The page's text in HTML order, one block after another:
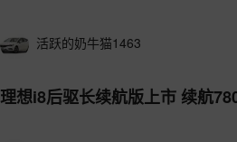
活跃的奶牛猫1463
理想i8后驱长续航版上市 续航